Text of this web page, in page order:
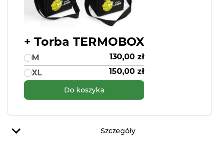
+ Torba TERMOBOX
M
130,00 zł
XL
150,00 zł
Do koszyka
Szczegóły